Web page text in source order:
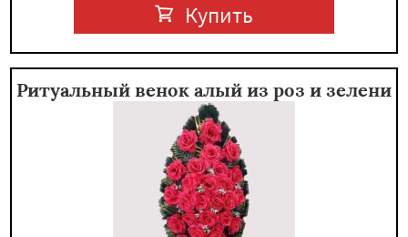
Купить
Ритуальный венок алый из роз и зелени